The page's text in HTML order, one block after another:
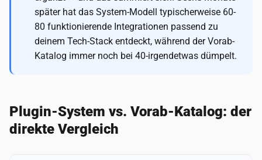
später hat das System-Modell typischerweise 60-
80 funktionierende Integrationen passend zu
deinem Tech-Stack entdeckt, während der Vorab-
Katalog immer noch bei 40-irgendetwas dümpelt.
Plugin-System vs. Vorab-Katalog: der
direkte Vergleich